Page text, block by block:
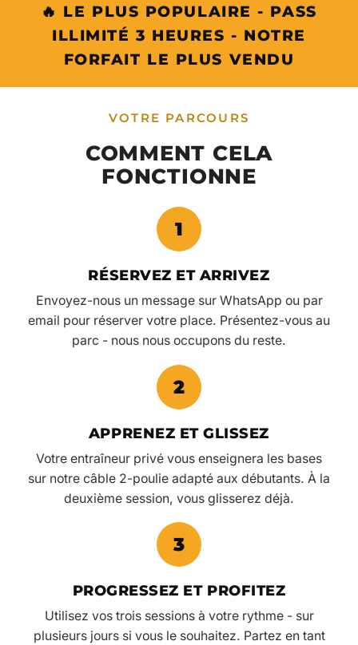
🔥 LE PLUS POPULAIRE - PASS
ILLIMITÉ 3 HEURES - NOTRE
FORFAIT LE PLUS VENDU
VOTRE PARCOURS
COMMENT CELA
FONCTIONNE
1
RÉSERVEZ ET ARRIVEZ
Envoyez-nous un message sur WhatsApp ou par
email pour réserver votre place. Présentez-vous au
parc - nous nous occupons du reste.
2
APPRENEZ ET GLISSEZ
Votre entraîneur privé vous enseignera les bases
sur notre câble 2-poulie adapté aux débutants. À la
deuxième session, vous glisserez déjà.
3
PROGRESSEZ ET PROFITEZ
Utilisez vos trois sessions à votre rythme - sur
plusieurs jours si vous le souhaitez. Partez en tant